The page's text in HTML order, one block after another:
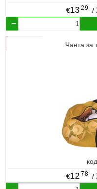
€13 29 /
Чанта за
€12 78 /